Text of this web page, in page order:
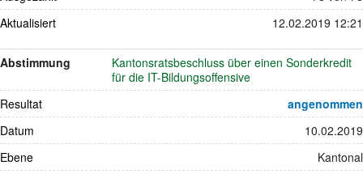
Aktualisiert
12.02.2019 12:21
Abstimmung
Kantonsratsbeschluss über einen Sonderkredit
für die IT-Bildungsoffensive
Resultat
angenommen
Datum
10.02.2019
Ebene
Kantonal